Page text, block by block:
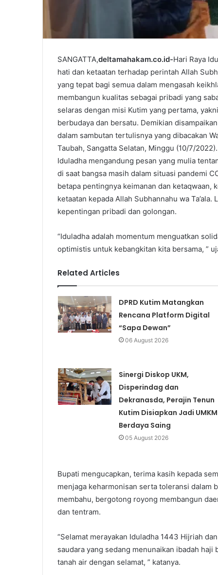
SANGATTA,deltamahakam.co.id-Hari Raya
hati dan ketaatan terhadap perintah Allah
yang tepat bagi semua dalam mengasah
membangun kualitas sebagai pribadi yang
selaras dengan misi Kutim yang pertama,
berbudaya dan bersatu. Demikian
dalam sambutan tertulisnya yang dibacakan
Taubah, Sangatta Selatan, Minggu (10/7/2022).
Iduladha mengandung pesan yang mulia
di saat bangsa masih dalam situasi pandemi
betapa pentingnya keimanan dan ketaqwaan,
ketaatan kepada Allah Subhannahu wa
kepentingan pribadi dan golongan.
“Iduladha adalah momentum menguatkan
optimistis untuk kebangkitan kita bersama, ”
Related Articles
DPRD Kutim Matangkan
Rencana Platform Digital
“Sapa Dewan”
06 August 2026
Sinergi Diskop UKM,
Disperindag dan
Dekranasda, Perajin Tenun
Kutim Disiapkan Jadi UMKM
Berdaya Saing
05 August 2026
Bupati mengucapkan, terima kasih kepada
menjaga keharmonisan serta toleransi dalam
membahu, bergotong royong membangun
dan tentram.
“Selamat merayakan Iduladha 1443 Hijriah
saudara yang sedang menunaikan ibadah
tanah air dengan selamat, ” katanya.